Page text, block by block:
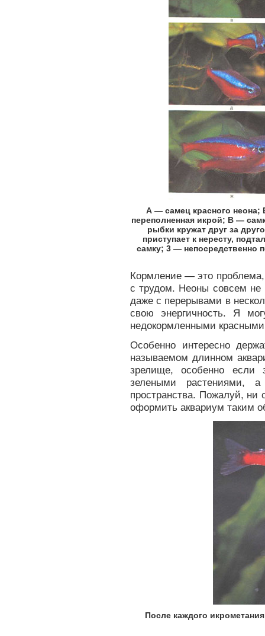
А — самец красного неона;
переполненная икрой; В —
рыбки кружат друг за
приступает к нересту,
самку; 3 — непосредственно
Кормление — это проблема,
с трудом. Неоны совсем не
даже с перерывами в
свою энергичность. Я
недокормленными
Особенно интересно
называемом длинном
зрелище, особенно если
зелеными растениями,
пространства. Пожалуй, ни
оформить аквариум таким
После каждого